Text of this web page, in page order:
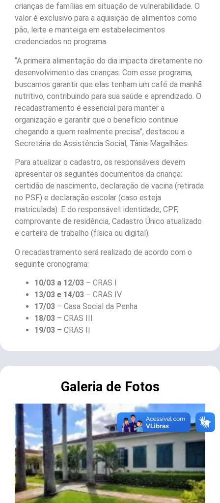
crianças de famílias em situação de vulnerabilidade. O
valor é exclusivo para a aquisição de alimentos como
pão, leite e manteiga em estabelecimentos
credenciados no programa.
“A primeira alimentação do dia impacta diretamente no
desenvolvimento das crianças. Com esse programa,
buscamos garantir que elas tenham um café da manhã
nutritivo, contribuindo para sua saúde e aprendizado. O
recadastramento é essencial para manter a
organização e garantir que o benefício continue
chegando a quem realmente precisa”, destacou a
Secretária de Assistência Social, Tânia Magalhães.
Para atualizar o cadastro, os responsáveis devem
apresentar os seguintes documentos da criança:
certidão de nascimento, declaração de vacina (retirada
no PSF) e declaração escolar (caso esteja
matriculada). E do responsável: identidade, CPF,
comprovante de residência, Cadastro Único atualizado
e carteira de trabalho (física ou digital).
O recadastramento será realizado de acordo com o
seguinte cronograma:
10/03 a 12/03 – CRAS I
13/03 e 14/03 – CRAS IV
17/03 – Casa Social da Penha
18/03 – CRAS III
19/03 – CRAS II
Galeria de Fotos